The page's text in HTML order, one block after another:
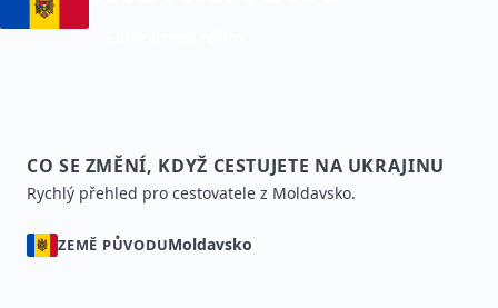
CO SE ZMĚNÍ, KDYŽ CESTUJETE NA UKRAJINU
Rychlý přehled pro cestovatele z Moldavsko.
ZEMĚ PŮVODUMoldavsko